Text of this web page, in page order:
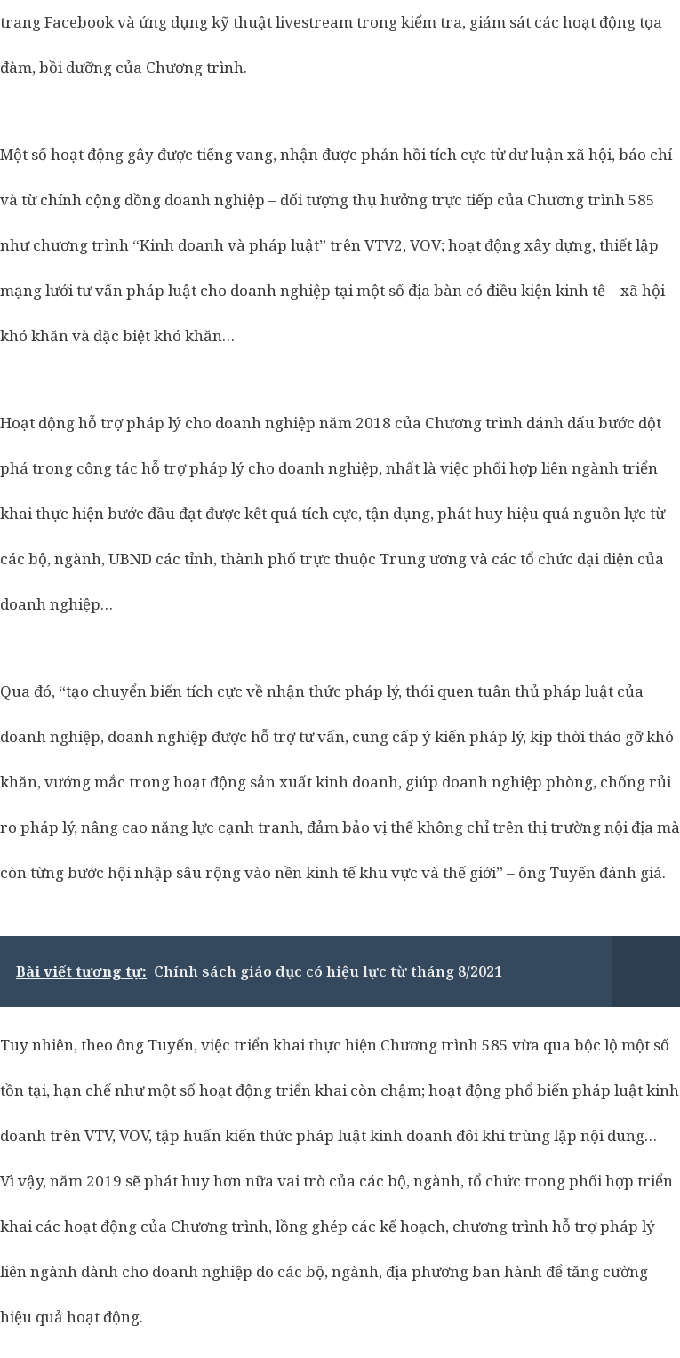
trang Facebook và ứng dụng kỹ thuật livestream trong kiểm tra, giám sát các hoạt động tọa
đàm, bồi dưỡng của Chương trình.
Một số hoạt động gây được tiếng vang, nhận được phản hồi tích cực từ dư luận xã hội, báo chí
và từ chính cộng đồng doanh nghiệp – đối tượng thụ hưởng trực tiếp của Chương trình 585
như chương trình “Kinh doanh và pháp luật” trên VTV2, VOV; hoạt động xây dựng, thiết lập
mạng lưới tư vấn pháp luật cho doanh nghiệp tại một số địa bàn có điều kiện kinh tế – xã hội
khó khăn và đặc biệt khó khăn…
Hoạt động hỗ trợ pháp lý cho doanh nghiệp năm 2018 của Chương trình đánh dấu bước đột
phá trong công tác hỗ trợ pháp lý cho doanh nghiệp, nhất là việc phối hợp liên ngành triển
khai thực hiện bước đầu đạt được kết quả tích cực, tận dụng, phát huy hiệu quả nguồn lực từ
các bộ, ngành, UBND các tỉnh, thành phố trực thuộc Trung ương và các tổ chức đại diện của
doanh nghiệp…
Qua đó, “tạo chuyển biến tích cực về nhận thức pháp lý, thói quen tuân thủ pháp luật của
doanh nghiệp, doanh nghiệp được hỗ trợ tư vấn, cung cấp ý kiến pháp lý, kịp thời tháo gỡ khó
khăn, vướng mắc trong hoạt động sản xuất kinh doanh, giúp doanh nghiệp phòng, chống rủi
ro pháp lý, nâng cao năng lực cạnh tranh, đảm bảo vị thế không chỉ trên thị trường nội địa mà
còn từng bước hội nhập sâu rộng vào nền kinh tế khu vực và thế giới” – ông Tuyến đánh giá.
Bài viết tương tự: Chính sách giáo dục có hiệu lực từ tháng 8/2021
Tuy nhiên, theo ông Tuyến, việc triển khai thực hiện Chương trình 585 vừa qua bộc lộ một số
tồn tại, hạn chế như một số hoạt động triển khai còn chậm; hoạt động phổ biến pháp luật kinh
doanh trên VTV, VOV, tập huấn kiến thức pháp luật kinh doanh đôi khi trùng lặp nội dung…
Vì vậy, năm 2019 sẽ phát huy hơn nữa vai trò của các bộ, ngành, tổ chức trong phối hợp triển
khai các hoạt động của Chương trình, lồng ghép các kế hoạch, chương trình hỗ trợ pháp lý
liên ngành dành cho doanh nghiệp do các bộ, ngành, địa phương ban hành để tăng cường
hiệu quả hoạt động.